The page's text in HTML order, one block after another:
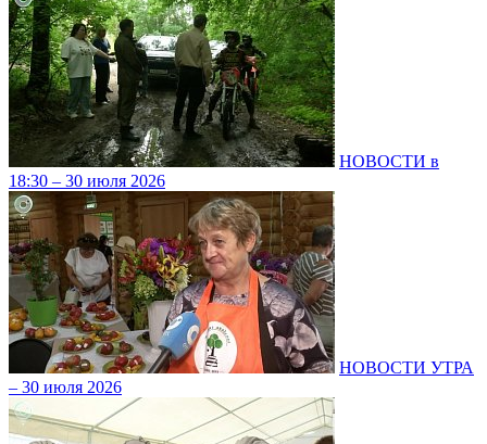
НОВОСТИ в
18:30 – 30 июля 2026
НОВОСТИ УТРА
– 30 июля 2026